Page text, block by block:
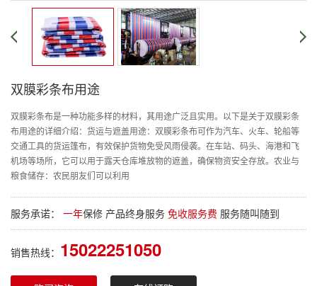
双膜彩条布用途
双膜彩条布是一种功能多样的材料，其用途广泛且实用。以下是关于双膜彩条
布用途的详细介绍：货运与遮盖用途：双膜彩条布可作为汽车、火车、轮船等
交通工具的货运篷布，有效保护货物免受风雨侵袭。在车站、码头、海港和飞
机场等场所，它可以用于露天仓库堆放物的遮盖，确保物资安全存放。农业与
粮食储存：农民朋友们可以利用
服务承诺： 一年保修 产品终身服务 免收服务费 服务随叫随到
销售热线： 15022251050